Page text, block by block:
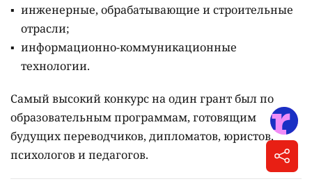
инженерные, обрабатывающие и строительные
отрасли;
информационно-коммуникационные
технологии.
Самый высокий конкурс на один грант был по
образовательным программам, готовящим
будущих переводчиков, дипломатов, юристов,
психологов и педагогов.